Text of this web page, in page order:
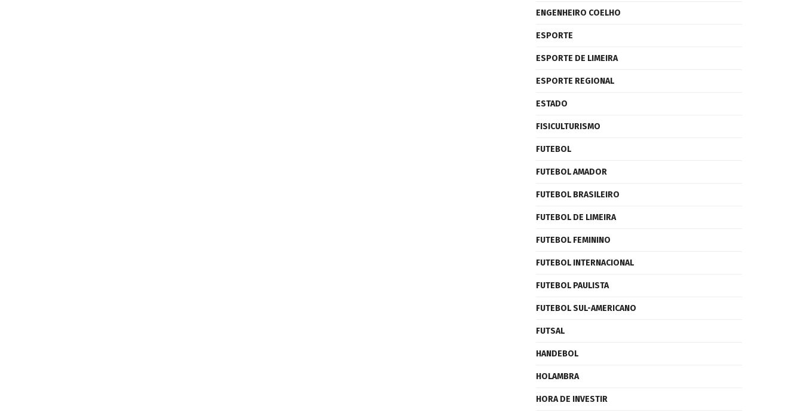
ENGENHEIRO COELHO
ESPORTE
ESPORTE DE LIMEIRA
ESPORTE REGIONAL
ESTADO
FISICULTURISMO
FUTEBOL
FUTEBOL AMADOR
FUTEBOL BRASILEIRO
FUTEBOL DE LIMEIRA
FUTEBOL FEMININO
FUTEBOL INTERNACIONAL
FUTEBOL PAULISTA
FUTEBOL SUL-AMERICANO
FUTSAL
HANDEBOL
HOLAMBRA
HORA DE INVESTIR